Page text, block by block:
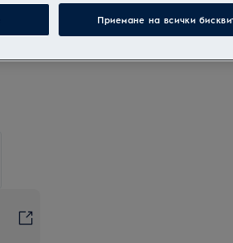
Приемане на всички